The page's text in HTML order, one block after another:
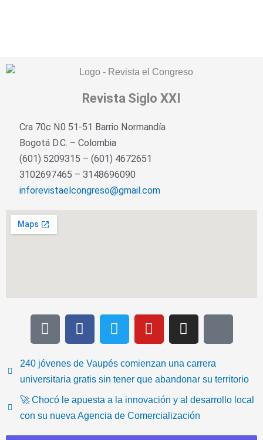
Revista Siglo XXI
Cra 70c N0 51-51 Barrio Normandía
Bogotá D.C. – Colombia
(601) 5209315 – (601) 4672651
3102697465 – 3148696090
inforevistaelcongreso@gmail.com
T
i
t
o
k
F
a
e
b
o
o
k
T
w
t
t
e
r
Y
o
t
u
b
e
I
n
t
a
g
r
a
-
e
m
240 jóvenes de Vaupés comienzan una carrera
universitaria gratis sin tener que abandonar su territorio
🚀 Chocó le apuesta a la innovación y al desarrollo local
con su nueva Agencia de Comercialización